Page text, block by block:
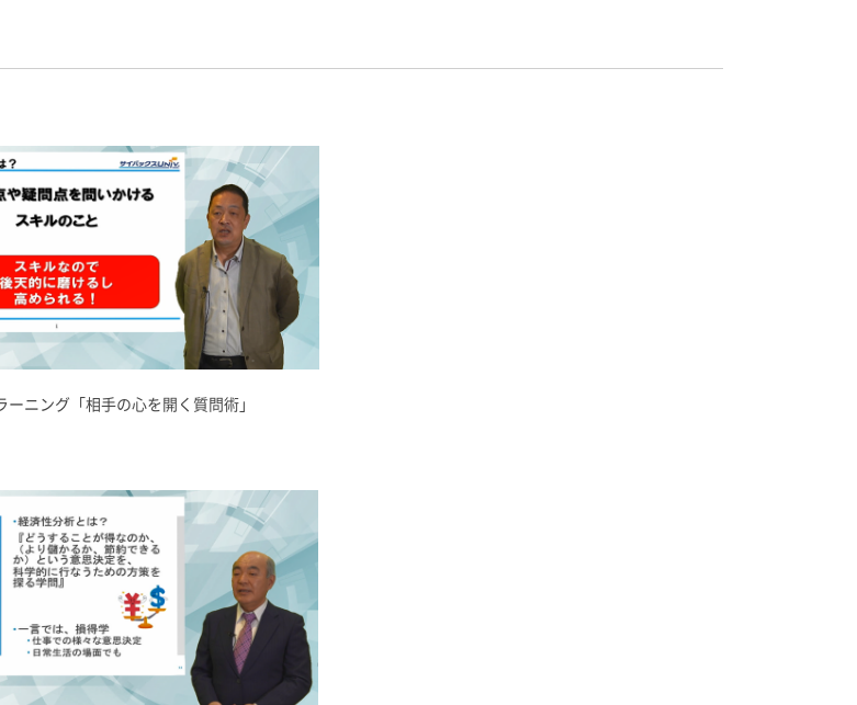
ーニング「相手の心を開く質問術」